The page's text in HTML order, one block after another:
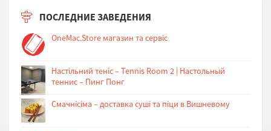
ПОСЛЕДНИЕ ЗАВЕДЕНИЯ
OneMac.Store магазин та сервіс
Настільний теніс – Tennis Room 2 | Настольный
теннис – Пинг Понг
Cмачнісіма – доставка суші та піци в Вишневому